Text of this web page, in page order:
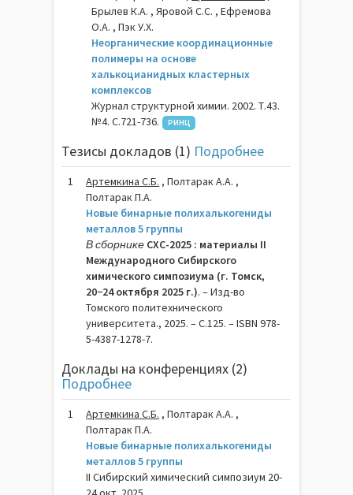
Брылев К.А. , Яровой С.С. , Ефремова
О.А. , Пэк У.Х.
Неорганические координационные
полимеры на основе
халькоцианидных кластерных
комплексов
Журнал структурной химии. 2002. Т.43.
№4. С.721-736.
РИНЦ
Тезисы докладов (1) Подробнее
1 Артемкина С.Б. , Полтарак А.А. ,
Полтарак П.А.
Новые бинарные полихалькогениды
металлов 5 группы
В сборнике СХС-2025 : материалы II
Международного Сибирского
химического симпозиума (г. Томск,
20−24 октября 2025 г.). – Изд-во
Томского политехнического
университета., 2025. – C.125. – ISBN 978-
5-4387-1278-7.
Доклады на конференциях (2)
Подробнее
1 Артемкина С.Б. , Полтарак А.А. ,
Полтарак П.А.
Новые бинарные полихалькогениды
металлов 5 группы
II Сибирский химический симпозиум 20-